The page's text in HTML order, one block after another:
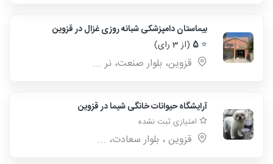
بیماستان دامپزشکی شبانه روزی غزال در قزوین
⭐
5 (از 3 رای)
قزوین، بلوار صنعت، نر ...
آرایشگاه حیوانات خانگی شیما در قزوین
امتیازی ثبت نشده
قزوین ، بلوار سعادت، ...